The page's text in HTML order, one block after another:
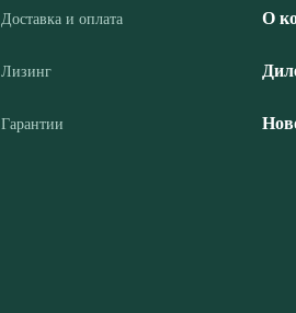
Доставка и оплата
Лизинг
Гарантии
О